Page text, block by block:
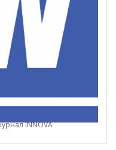
INNOVA